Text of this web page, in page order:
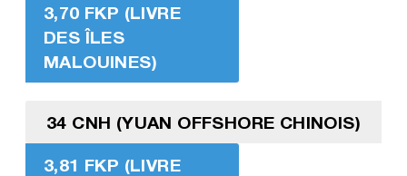
3,70 FKP (LIVRE
DES ÎLES
MALOUINES)
34 CNH (YUAN OFFSHORE CHINOIS)
3,81 FKP (LIVRE